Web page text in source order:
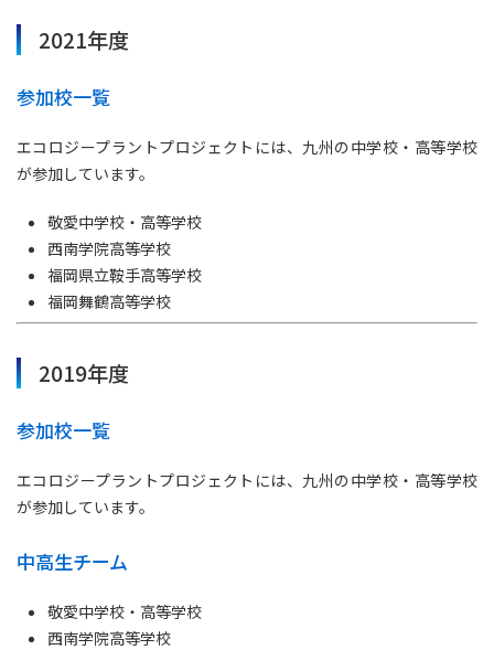
2021年度
参加校一覧
エコロジープラントプロジェクトには、九州の中学校・高等学校
が参加しています。
敬愛中学校・高等学校
西南学院高等学校
福岡県立鞍手高等学校
福岡舞鶴高等学校
2019年度
参加校一覧
エコロジープラントプロジェクトには、九州の中学校・高等学校
が参加しています。
中高生チーム
敬愛中学校・高等学校
西南学院高等学校